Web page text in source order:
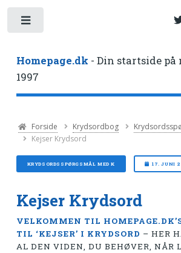
Homepage.dk - Din startside på
1997
Forside Krydsordbog
Kejser Krydsord
KRYDSORDSSPØRGSMÅL MED K 17. JUNI
Kejser Krydsord
VELKOMMEN TIL
TIL ‘KEJSER’ I KRYDSORD – HER
AL DEN VIDEN, DU BEHØVER, NÅR